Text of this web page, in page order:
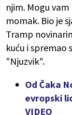
njim. Mogu
momak. Bio je
Tramp
kuću i spremao
"Njuzvik".
Od Čaka
evropski
VIDEO